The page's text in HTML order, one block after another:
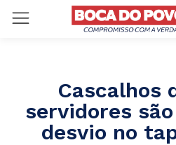
Cascalhos
servidores
desvio no